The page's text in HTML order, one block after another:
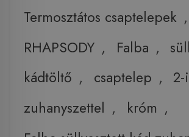
Termosztátos csaptelepek ,
RHAPSODY , Falba ,
kádtöltő , csaptelep ,
zuhanyszettel , króm ,